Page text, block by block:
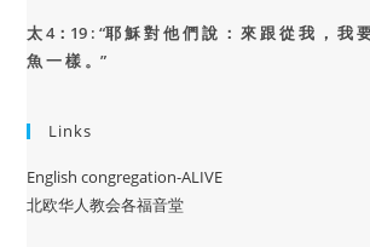
太 4：19 : “耶 穌 對 他 們 說 ： 來 跟 從 我 ， 我
魚 一 樣 。”
Links
English congregation-ALIVE
北欧华人教会各福音堂